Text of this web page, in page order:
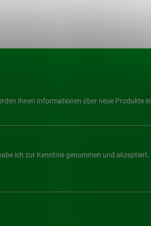
Ihnen Informationen über neue Produkte in
ich zur Kenntnis genommen und akzeptiert.